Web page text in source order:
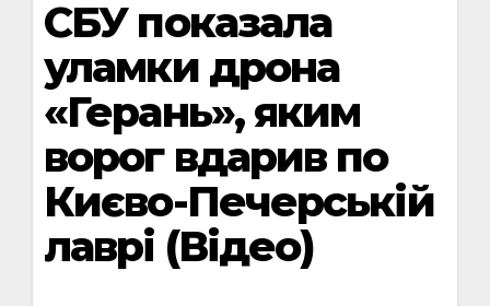
СБУ показала
уламки дрона
«Герань», яким
ворог вдарив по
Києво-Печерській
лаврі (Відео)